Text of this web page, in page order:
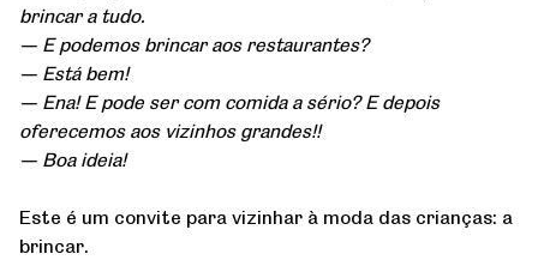
brincar a tudo.
— E podemos brincar aos restaurantes?
— Está bem!
— Ena! E pode ser com comida a sério? E depois
oferecemos aos vizinhos grandes!!
— Boa ideia!
Este é um convite para vizinhar à moda das crianças: a
brincar.